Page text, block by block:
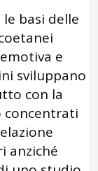
le basi delle
e
sviluppano
con la
concentrati
anziché